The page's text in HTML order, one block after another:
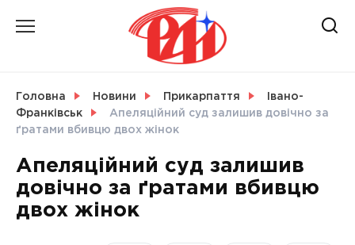
СВІТ
УКРАЇНА
Головна Новини Прикарпаття
Івано-
Франківськ
Апеляційний суд залишив довічно за
ґратами вбивцю двох жінок
Апеляційний суд залишив
довічно за ґратами вбивцю
двох жінок